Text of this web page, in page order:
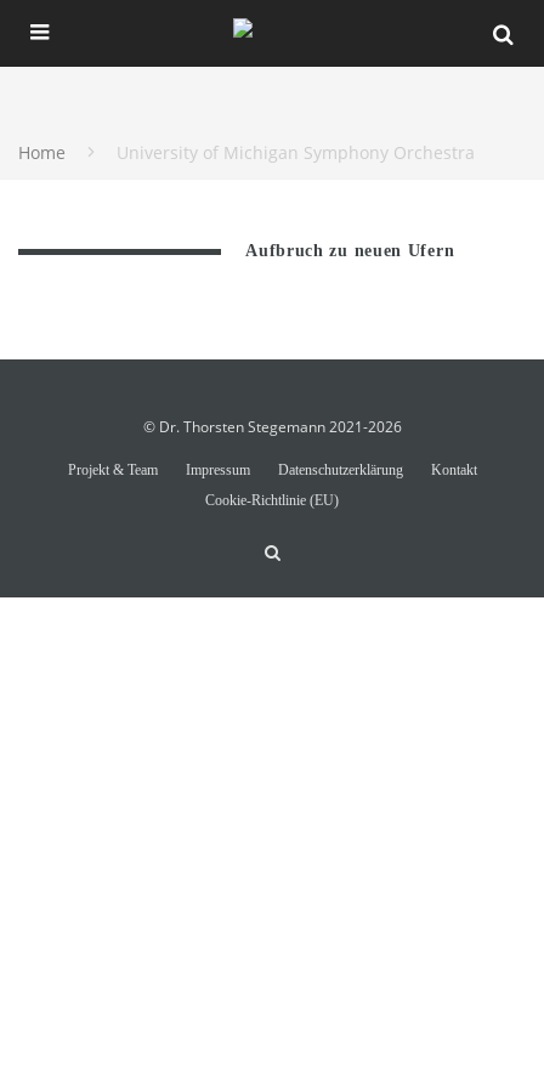
Home University of Michigan Symphony Orchestra
Aufbruch zu neuen Ufern
© Dr. Thorsten Stegemann 2021-2026
Projekt & Team Impressum Datenschutzerklärung
Kontakt
Cookie-Richtlinie (EU)